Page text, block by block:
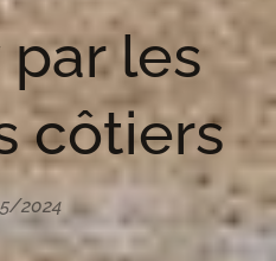
les
côtiers
2024